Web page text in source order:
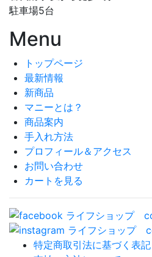
駐車場5台
Menu
トップページ
最新情報
新商品
マニーとは？
商品案内
手入れ方法
プロフィール＆アクセス
お問い合わせ
カートを見る
特定商取引法に基づく表記